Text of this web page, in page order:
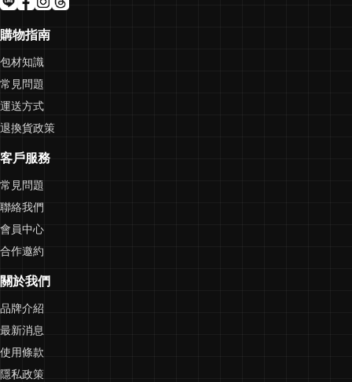
購物指南
包材知識
常見問題
運送方式
退換貨政策
客戶服務
常見問題
聯絡我們
會員中心
合作邀約
關於我們
品牌介紹
最新消息
使用條款
隱私政策